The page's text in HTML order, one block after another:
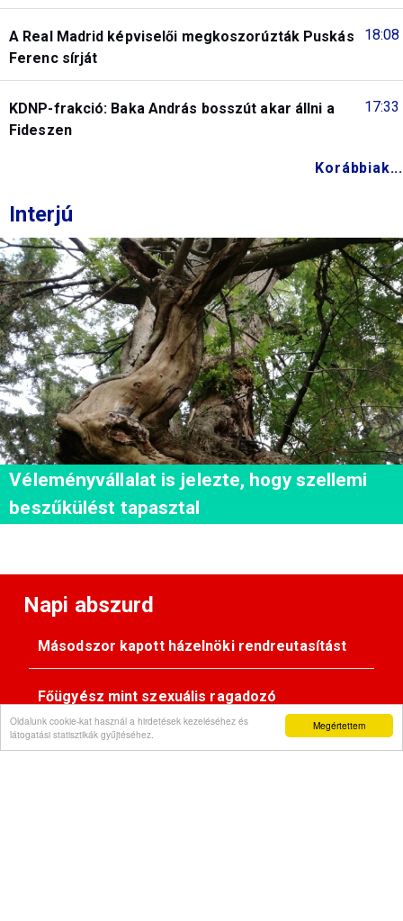
Megértettem
Oldalunk cookie-kat használ a hirdetések kezeléséhez és
látogatási statisztikák gyűjtéséhez.
18:08
A Real Madrid képviselői megkoszorúzták Puskás
Ferenc sírját
17:33
KDNP-frakció: Baka András bosszút akar állni a
Fideszen
Korábbiak...
Interjú
Véleményvállalat is jelezte, hogy szellemi
beszűkülést tapasztal
Napi abszurd
Másodszor kapott házelnöki rendreutasítást
Főügyész mint szexuális ragadozó
Pimasz önkényúr